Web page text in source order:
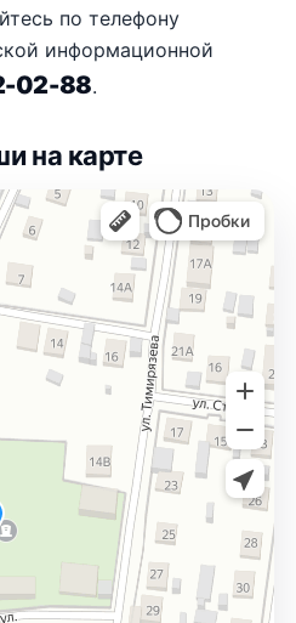
по телефону
информационной
02-88.
на карте